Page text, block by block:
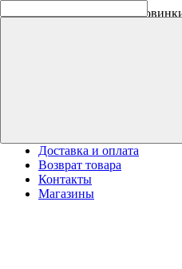
Скидки на новинки до -30%
Доставка и оплата
Возврат товара
Контакты
Магазины